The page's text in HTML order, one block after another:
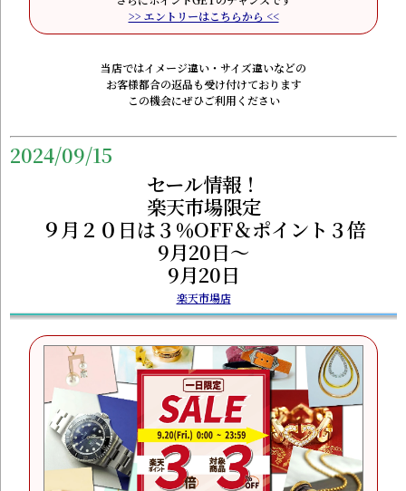
>> エントリーはこちらから <<
当店ではイメージ違い・サイズ違いなどの
お客様都合の返品も受け付けております
この機会にぜひご利用ください
2024/09/15
セール情報！
楽天市場限定
９月２０日は３％OFF＆ポイント３倍
9月20日～
9月20日
楽天市場店